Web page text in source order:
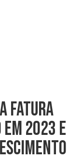
FATURA
EM 2023 E